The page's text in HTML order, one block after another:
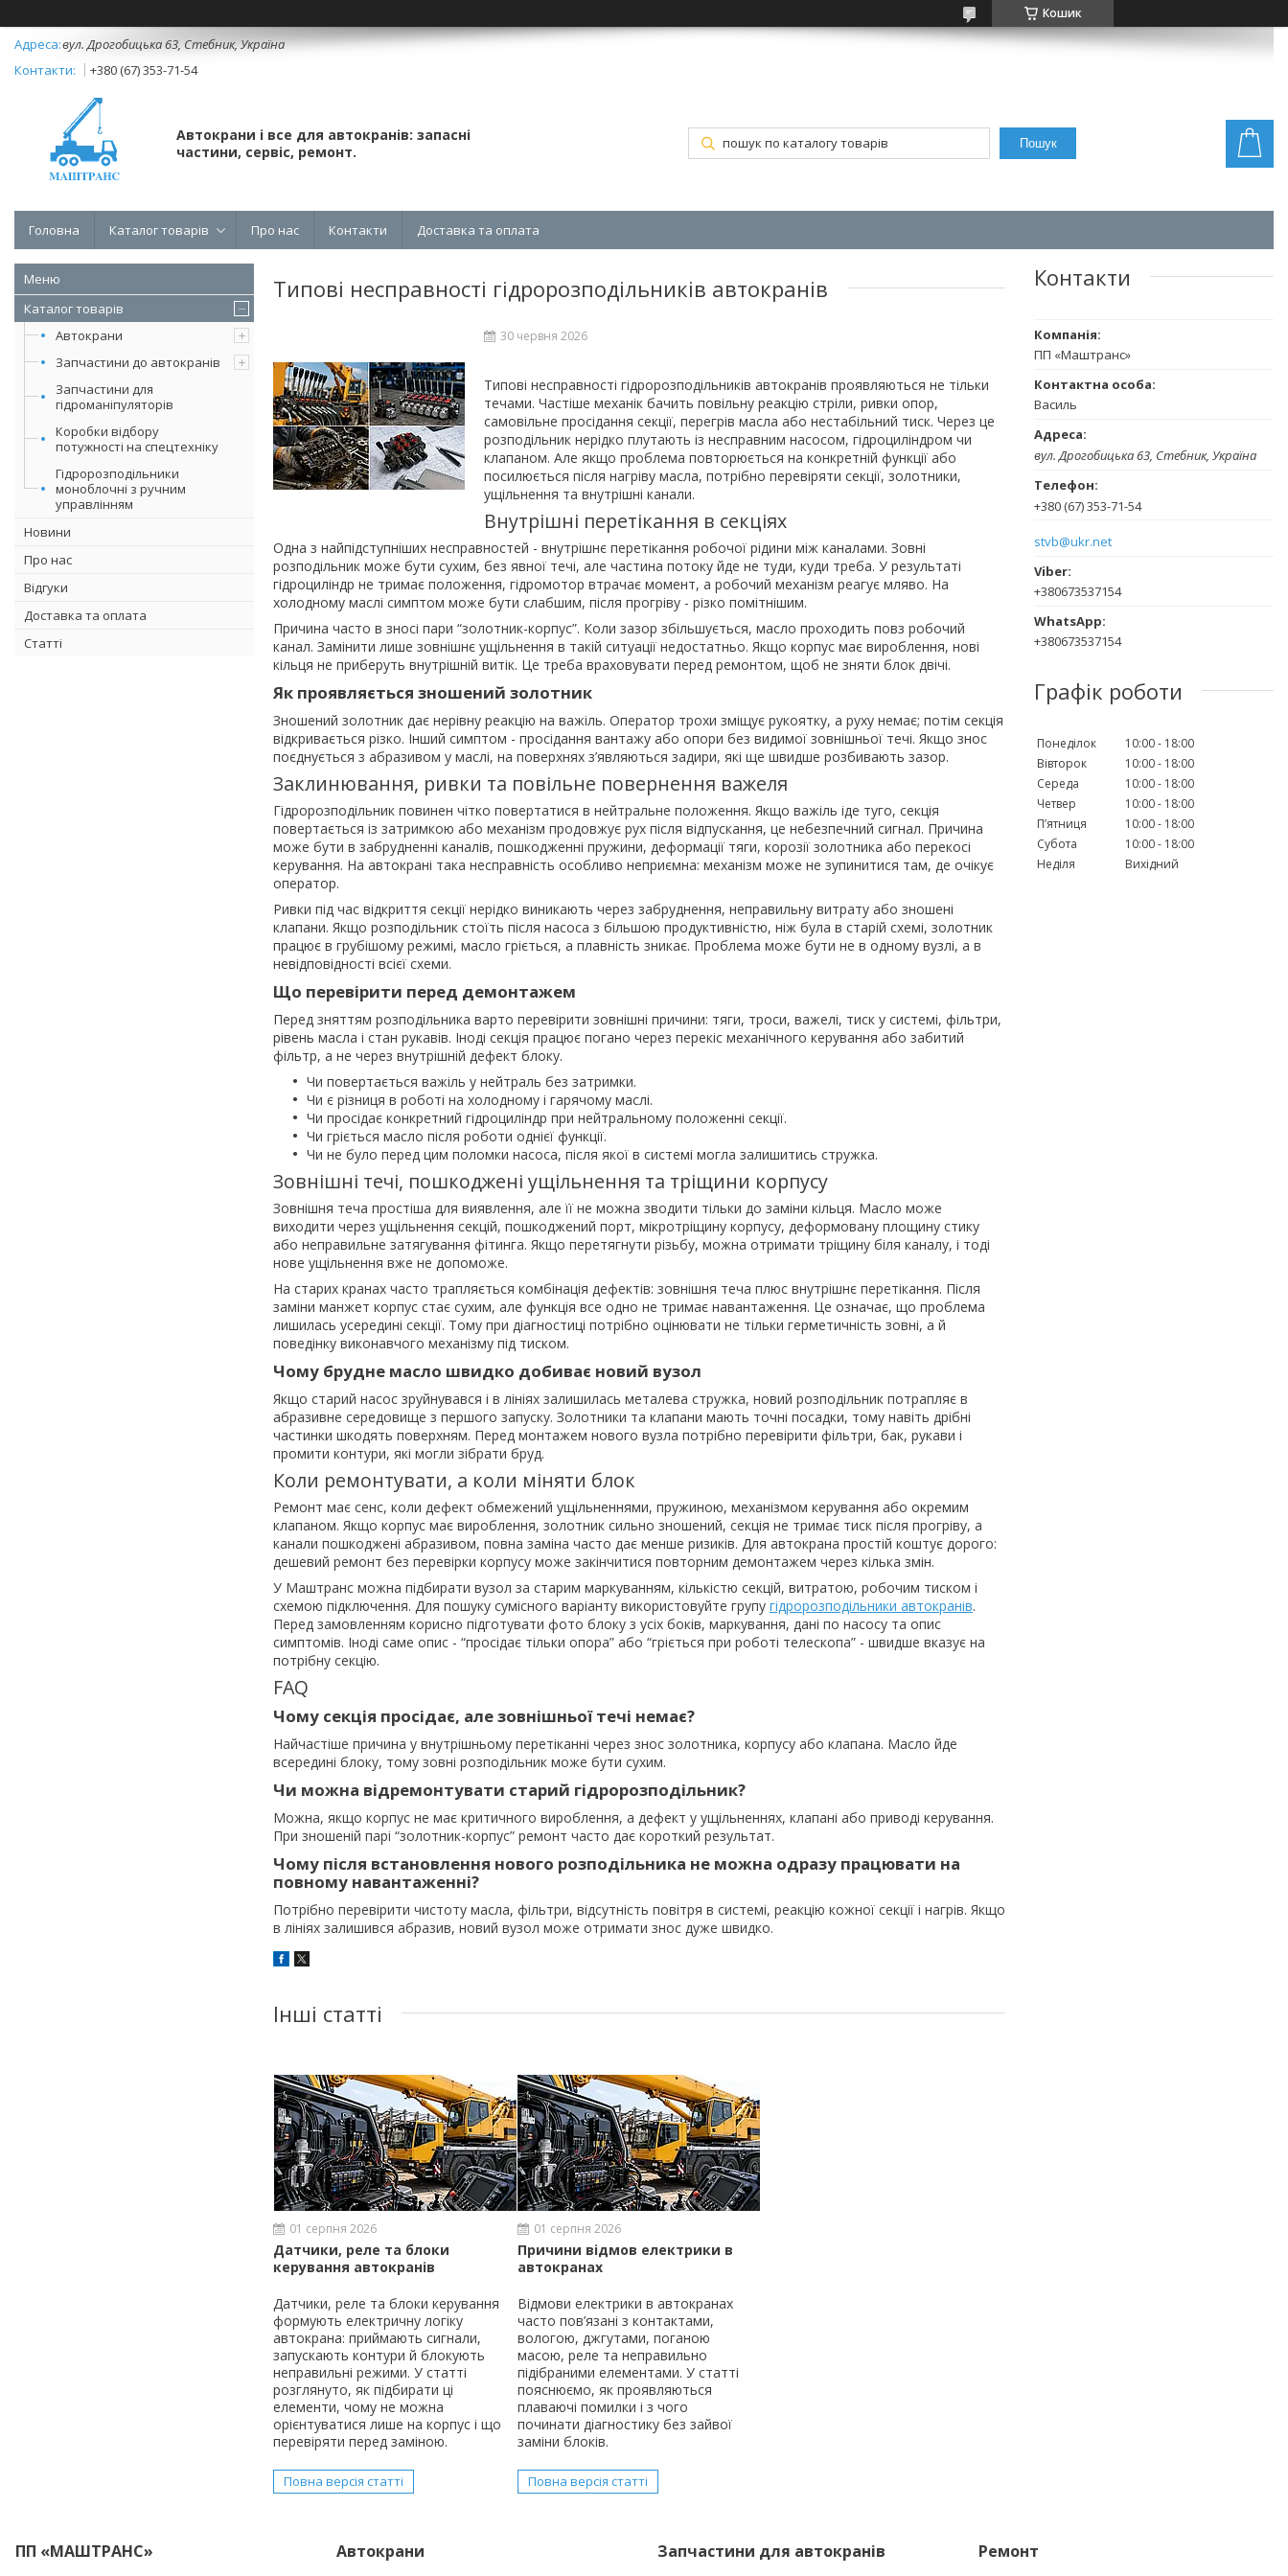
Кошик
вул. Дрогобицька 63, Стебник, Україна
+380 (67) 353-71-54
Автокрани і все для автокранів: запасні
частини, сервіс, ремонт.
Пошук
Головна Каталог товарів Про нас Контакти Доставка та оплата
Каталог товарів
Автокрани
Запчастини до автокранів
Запчастини для
гідроманіпуляторів
Коробки відбору
потужності на спецтехніку
Гідророзподільники
моноблочні з ручним
управлінням
Новини
Про нас
Відгуки
Доставка та оплата
Статті
Типові несправності гідророзподільників автокранів
30 червня 2026
Типові несправності гідророзподільників автокранів проявляються не тільки
течами. Частіше механік бачить повільну реакцію стріли, ривки опор,
самовільне просідання секції, перегрів масла або нестабільний тиск. Через це
розподільник нерідко плутають із несправним насосом, гідроциліндром чи
клапаном. Але якщо проблема повторюється на конкретній функції або
посилюється після нагріву масла, потрібно перевіряти секції, золотники,
ущільнення та внутрішні канали.
Внутрішні перетікання в секціях
Одна з найпідступніших несправностей - внутрішнє перетікання робочої рідини між каналами. Зовні
розподільник може бути сухим, без явної течі, але частина потоку йде не туди, куди треба. У результаті
гідроциліндр не тримає положення, гідромотор втрачає момент, а робочий механізм реагує мляво. На
холодному маслі симптом може бути слабшим, після прогріву - різко помітнішим.
Причина часто в зносі пари “золотник-корпус”. Коли зазор збільшується, масло проходить повз робочий
канал. Замінити лише зовнішнє ущільнення в такій ситуації недостатньо. Якщо корпус має вироблення, нові
кільця не приберуть внутрішній витік. Це треба враховувати перед ремонтом, щоб не зняти блок двічі.
Як проявляється зношений золотник
Зношений золотник дає нерівну реакцію на важіль. Оператор трохи зміщує рукоятку, а руху немає; потім секція
відкривається різко. Інший симптом - просідання вантажу або опори без видимої зовнішньої течі. Якщо знос
поєднується з абразивом у маслі, на поверхнях з’являються задири, які ще швидше розбивають зазор.
Заклинювання, ривки та повільне повернення важеля
Гідророзподільник повинен чітко повертатися в нейтральне положення. Якщо важіль іде туго, секція
повертається із затримкою або механізм продовжує рух після відпускання, це небезпечний сигнал. Причина
може бути в забрудненні каналів, пошкодженні пружини, деформації тяги, корозії золотника або перекосі
керування. На автокрані така несправність особливо неприємна: механізм може не зупинитися там, де очікує
оператор.
Ривки під час відкриття секції нерідко виникають через забруднення, неправильну витрату або зношені
клапани. Якщо розподільник стоїть після насоса з більшою продуктивністю, ніж була в старій схемі, золотник
працює в грубішому режимі, масло гріється, а плавність зникає. Проблема може бути не в одному вузлі, а в
невідповідності всієї схеми.
Що перевірити перед демонтажем
Перед зняттям розподільника варто перевірити зовнішні причини: тяги, троси, важелі, тиск у системі, фільтри,
рівень масла і стан рукавів. Іноді секція працює погано через перекіс механічного керування або забитий
фільтр, а не через внутрішній дефект блоку.
Чи повертається важіль у нейтраль без затримки.
Чи є різниця в роботі на холодному і гарячому маслі.
Чи просідає конкретний гідроциліндр при нейтральному положенні секції.
Чи гріється масло після роботи однієї функції.
Чи не було перед цим поломки насоса, після якої в системі могла залишитись стружка.
Зовнішні течі, пошкоджені ущільнення та тріщини корпусу
Зовнішня теча простіша для виявлення, але її не можна зводити тільки до заміни кільця. Масло може
виходити через ущільнення секцій, пошкоджений порт, мікротріщину корпусу, деформовану площину стику
або неправильне затягування фітинга. Якщо перетягнути різьбу, можна отримати тріщину біля каналу, і тоді
нове ущільнення вже не допоможе.
На старих кранах часто трапляється комбінація дефектів: зовнішня теча плюс внутрішнє перетікання. Після
заміни манжет корпус стає сухим, але функція все одно не тримає навантаження. Це означає, що проблема
лишилась усередині секції. Тому при діагностиці потрібно оцінювати не тільки герметичність зовні, а й
поведінку виконавчого механізму під тиском.
Чому брудне масло швидко добиває новий вузол
Якщо старий насос зруйнувався і в лініях залишилась металева стружка, новий розподільник потрапляє в
абразивне середовище з першого запуску. Золотники та клапани мають точні посадки, тому навіть дрібні
частинки шкодять поверхням. Перед монтажем нового вузла потрібно перевірити фільтри, бак, рукави і
промити контури, які могли зібрати бруд.
Коли ремонтувати, а коли міняти блок
Ремонт має сенс, коли дефект обмежений ущільненнями, пружиною, механізмом керування або окремим
клапаном. Якщо корпус має вироблення, золотник сильно зношений, секція не тримає тиск після прогріву, а
канали пошкоджені абразивом, повна заміна часто дає менше ризиків. Для автокрана простій коштує дорого:
дешевий ремонт без перевірки корпусу може закінчитися повторним демонтажем через кілька змін.
У Маштранс можна підбирати вузол за старим маркуванням, кількістю секцій, витратою, робочим тиском і
схемою підключення. Для пошуку сумісного варіанту використовуйте групу гідророзподільники автокранів.
Перед замовленням корисно підготувати фото блоку з усіх боків, маркування, дані по насосу та опис
симптомів. Іноді саме опис - “просідає тільки опора” або “гріється при роботі телескопа” - швидше вказує на
потрібну секцію.
FAQ
Чому секція просідає, але зовнішньої течі немає?
Найчастіше причина у внутрішньому перетіканні через знос золотника, корпусу або клапана. Масло йде
всередині блоку, тому зовні розподільник може бути сухим.
Чи можна відремонтувати старий гідророзподільник?
Можна, якщо корпус не має критичного вироблення, а дефект у ущільненнях, клапані або приводі керування.
При зношеній парі “золотник-корпус” ремонт часто дає короткий результат.
Чому після встановлення нового розподільника не можна одразу працювати на
повному навантаженні?
Потрібно перевірити чистоту масла, фільтри, відсутність повітря в системі, реакцію кожної секції і нагрів. Якщо
в лініях залишився абразив, новий вузол може отримати знос дуже швидко.
Інші статті
01 серпня 2026
Датчики, реле та блоки
керування автокранів
Датчики, реле та блоки керування
формують електричну логіку
автокрана: приймають сигнали,
запускають контури й блокують
неправильні режими. У статті
розглянуто, як підбирати ці
елементи, чому не можна
орієнтуватися лише на корпус і що
перевіряти перед заміною.
Повна версія статті
01 серпня 2026
Причини відмов електрики в
автокранах
Відмови електрики в автокранах
часто пов’язані з контактами,
вологою, джгутами, поганою
масою, реле та неправильно
підібраними елементами. У статті
пояснюємо, як проявляються
плаваючі помилки і з чого
починати діагностику без зайвої
заміни блоків.
Повна версія статті
Контакти
ПП «Маштранс»
Василь
вул. Дрогобицька 63, Стебник, Україна
+380 (67) 353-71-54
stvb@ukr.net
+380673537154
+380673537154
Графік роботи
Понеділок 10:00
18:00
Вівторок
10:00
18:00
Середа
10:00
18:00
Четвер
10:00
18:00
Пʼятниця
10:00
18:00
Субота
10:00
18:00
Неділя
Вихідний
ПП «МАШТРАНС» Автокрани Запчастини для автокранів Ремонт